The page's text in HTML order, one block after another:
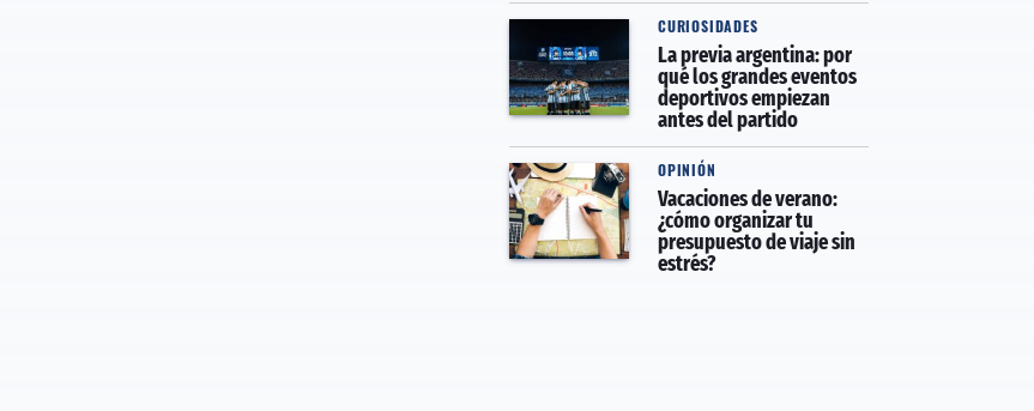
CURIOSIDADES
La previa argentina: por
qué los grandes eventos
deportivos empiezan
antes del partido
OPINIÓN
Vacaciones de verano:
¿cómo organizar tu
presupuesto de viaje sin
estrés?